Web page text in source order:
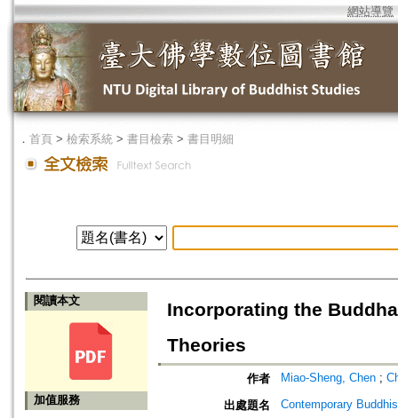
網站導覽
． 首頁 > 檢索系統 > 書目檢索 > 書目明細
閱讀本文
加值服務
Incorporating the
Theories
作者 Miao-Sheng, Chen ;
出處題名 Contemporary